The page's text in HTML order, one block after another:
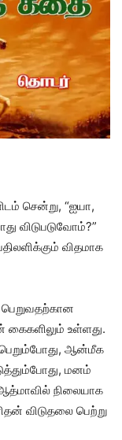
சென்று, “ஐயா,
விடுபடுவோம்?”
விதமாக
பெறுவதற்கான
உள்ளது.
ஆன்மீக
மனம்
நிலையாக
விடுதலை பெற்று